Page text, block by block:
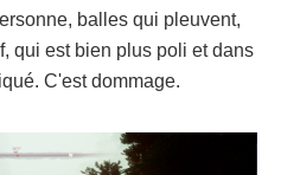
balles qui pleuvent,
qui est bien plus poli et dans
C'est dommage.